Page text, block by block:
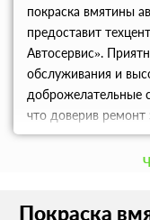
покраска вмятины
предоставит
Автосервис».
обслуживания и
доброжелательные
что доверив ремонт
разочарованными.
Покраска